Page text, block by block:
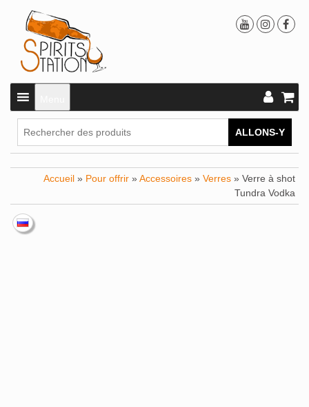
ALLONS-Y
Accueil » Pour offrir »Accessoires » Verres » Verre à shot
Tundra Vodka